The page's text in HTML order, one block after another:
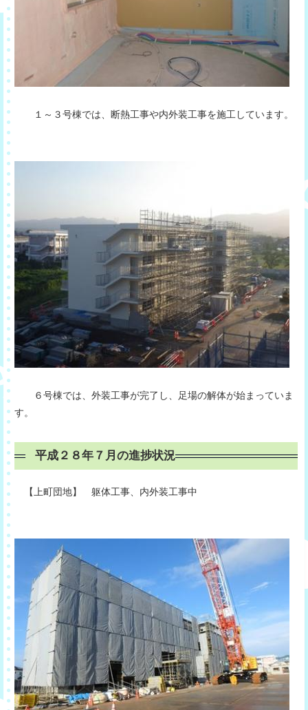
１～３号棟では、断熱工事や内外装工事を施工しています。
６号棟では、外装工事が完了し、足場の解体が始まっていま
す。
平成２８年７月の進捗状況
【上町団地】 躯体工事、内外装工事中